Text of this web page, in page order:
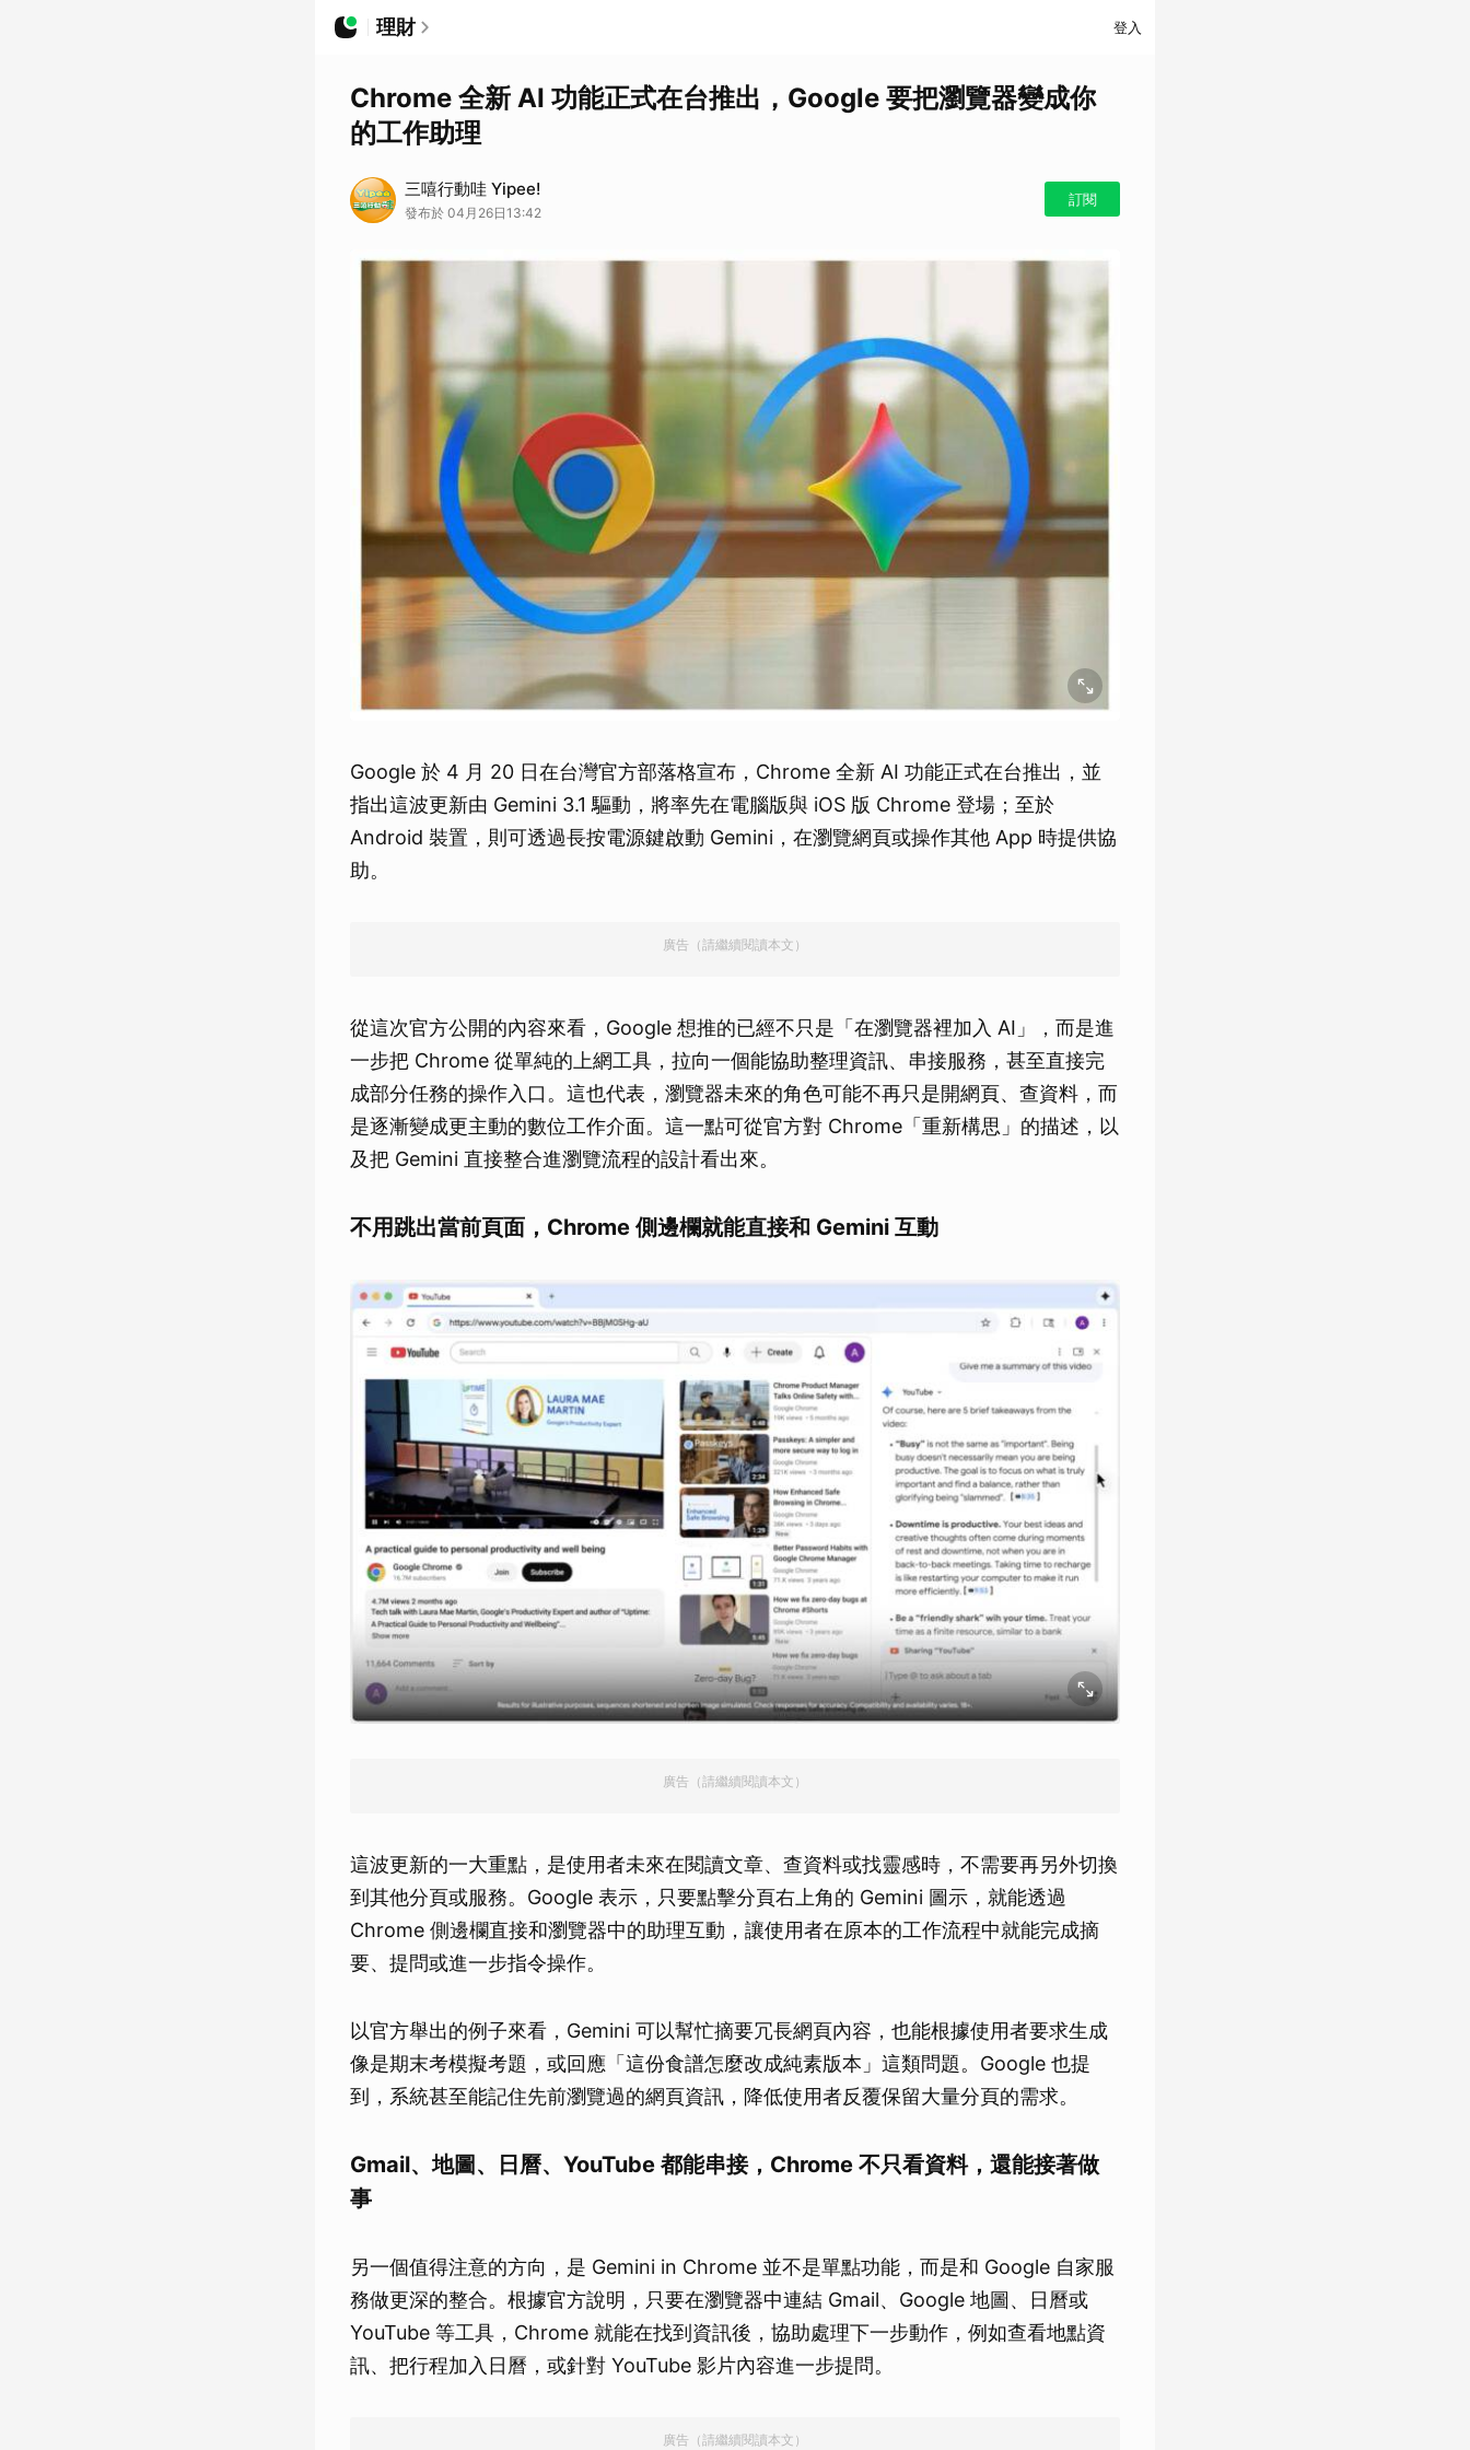
理財 登入
Chrome 全新 AI 功能正式在台推出，Google 要把瀏覽器變成你
的工作助理
三嘻行動哇 Yipee!
發布於 04月26日13:42
訂閱
Google 於 4 月 20 日在台灣官方部落格宣布，Chrome 全新 AI 功能正式在台推出，並
指出這波更新由 Gemini 3.1 驅動，將率先在電腦版與 iOS 版 Chrome 登場；至於
Android 裝置，則可透過長按電源鍵啟動 Gemini，在瀏覽網頁或操作其他 App 時提供協
助。
廣告（請繼續閱讀本文）
從這次官方公開的內容來看，Google 想推的已經不只是「在瀏覽器裡加入 AI」，而是進
一步把 Chrome 從單純的上網工具，拉向一個能協助整理資訊、串接服務，甚至直接完
成部分任務的操作入口。這也代表，瀏覽器未來的角色可能不再只是開網頁、查資料，而
是逐漸變成更主動的數位工作介面。這一點可從官方對 Chrome「重新構思」的描述，以
及把 Gemini 直接整合進瀏覽流程的設計看出來。
不用跳出當前頁面，Chrome 側邊欄就能直接和 Gemini 互動
廣告（請繼續閱讀本文）
這波更新的一大重點，是使用者未來在閱讀文章、查資料或找靈感時，不需要再另外切換
到其他分頁或服務。Google 表示，只要點擊分頁右上角的 Gemini 圖示，就能透過
Chrome 側邊欄直接和瀏覽器中的助理互動，讓使用者在原本的工作流程中就能完成摘
要、提問或進一步指令操作。
以官方舉出的例子來看，Gemini 可以幫忙摘要冗長網頁內容，也能根據使用者要求生成
像是期末考模擬考題，或回應「這份食譜怎麼改成純素版本」這類問題。Google 也提
到，系統甚至能記住先前瀏覽過的網頁資訊，降低使用者反覆保留大量分頁的需求。
Gmail、地圖、日曆、YouTube 都能串接，Chrome 不只看資料，還能接著做
事
另一個值得注意的方向，是 Gemini in Chrome 並不是單點功能，而是和 Google 自家服
務做更深的整合。根據官方說明，只要在瀏覽器中連結 Gmail、Google 地圖、日曆或
YouTube 等工具，Chrome 就能在找到資訊後，協助處理下一步動作，例如查看地點資
訊、把行程加入日曆，或針對 YouTube 影片內容進一步提問。
廣告（請繼續閱讀本文）